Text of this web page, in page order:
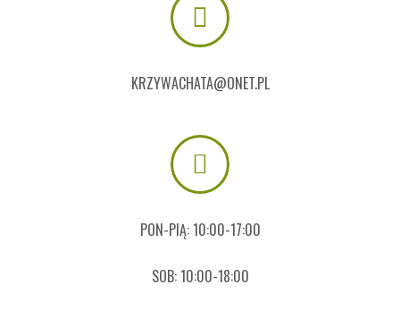
KRZYWACHATA@ONET.PL
PON-PIĄ: 10:00-17:00
SOB: 10:00-18:00